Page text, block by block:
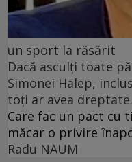
un sport la răsărit
Dacă asculți toate
Simonei Halep,
toți ar avea
Care fac un pact cu
măcar o privire
Radu NAUM